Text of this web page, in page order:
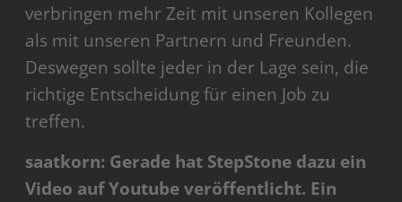
verbringen mehr Zeit mit unseren Kollegen
als mit unseren Partnern und Freunden.
Deswegen sollte jeder in der Lage sein, die
richtige Entscheidung für einen Job zu
treffen.
saatkorn: Gerade hat StepStone dazu ein
Video auf Youtube veröffentlicht. Ein